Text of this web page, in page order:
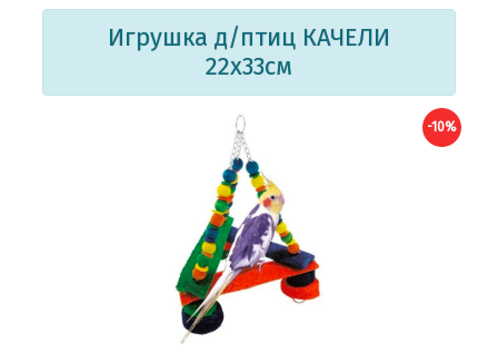
Игрушка д/птиц КАЧЕЛИ
22х33см
-10%